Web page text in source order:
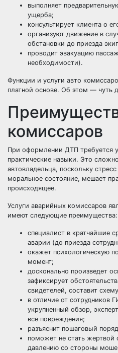
выполняет
ущерба;
консультирует клиента о
организуют движение в
обстановки до приезда
проводит эвакуацию
необходимости).
Функции и услуги авто
платной основе. Об этом — чуть
комиссаров
При оформлении ДТП требуется
практические навыки. Это
автовладельца, поскольку
моральное состояние, мешает
происходящее.
Услуги аварийных комиссаров
имеют следующие преимущества:
специалист в кратчайшие
аварии (до приезда
окажет психологическую
момент;
досконально произведет
зафиксирует
свидетелей, составит
в отличие от сотрудников
укрупненный обзор,
все повреждения;
разъяснит пошаговый
поможет не стать жертвой
давлению со стороны